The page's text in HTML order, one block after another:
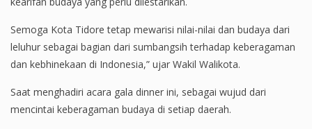
Semoga Kota Tidore tetap mewarisi nilai-nilai dan budaya dari
leluhur sebagai bagian dari sumbangsih terhadap keberagaman
dan kebhinekaan di Indonesia,” ujar Wakil Walikota.
Saat menghadiri acara gala dinner ini, sebagai wujud dari
mencintai keberagaman budaya di setiap daerah.